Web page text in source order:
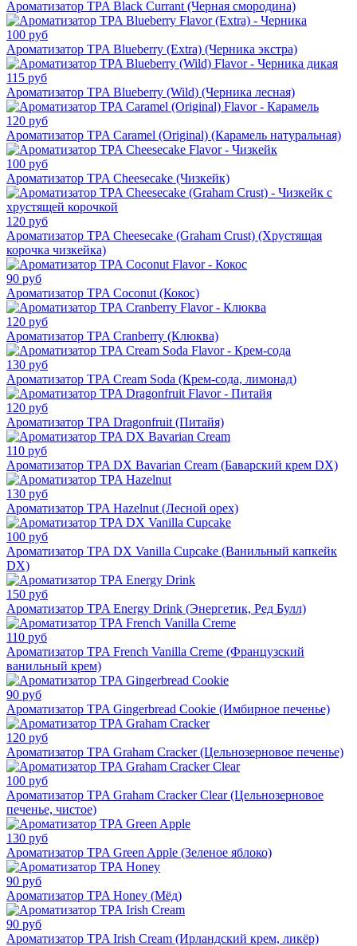
Ароматизатор TPA Black Currant (Черная смородина)
100 руб
Ароматизатор TPA Blueberry (Extra) (Черника экстра)
115 руб
Ароматизатор TPA Blueberry (Wild) (Черника лесная)
120 руб
Ароматизатор TPA Caramel (Original) (Карамель натуральная)
100 руб
Ароматизатор TPA Cheesecake (Чизкейк)
120 руб
Ароматизатор TPA Cheesecake (Graham Crust) (Хрустящая
корочка чизкейка)
90 руб
Ароматизатор TPA Coconut (Кокос)
120 руб
Ароматизатор TPA Cranberry (Клюква)
130 руб
Ароматизатор TPA Cream Soda (Крем-сода, лимонад)
120 руб
Ароматизатор TPA Dragonfruit (Питайя)
110 руб
Ароматизатор TPA DX Bavarian Cream (Баварский крем DX)
130 руб
Ароматизатор TPA Hazelnut (Лесной орех)
100 руб
Ароматизатор TPA DX Vanilla Cupcake (Ванильный капкейк
DX)
150 руб
Ароматизатор TPA Energy Drink (Энергетик, Ред Булл)
110 руб
Ароматизатор TPA French Vanilla Creme (Французский
ванильный крем)
90 руб
Ароматизатор TPA Gingerbread Cookie (Имбирное печенье)
120 руб
Ароматизатор TPA Graham Cracker (Цельнозерновое печенье)
100 руб
Ароматизатор TPA Graham Cracker Clear (Цельнозерновое
печенье, чистое)
130 руб
Ароматизатор TPA Green Apple (Зеленое яблоко)
90 руб
Ароматизатор TPA Honey (Мёд)
90 руб
Ароматизатор TPA Irish Cream (Ирландский крем, ликёр)